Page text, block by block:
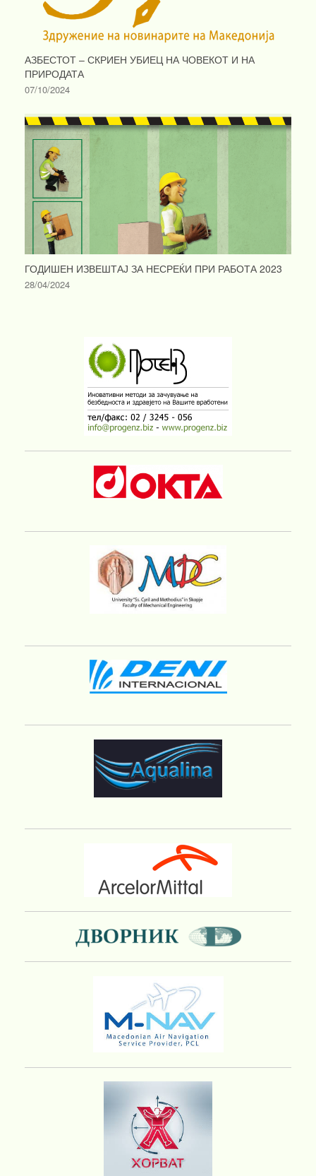
АЗБЕСТОТ – СКРИЕН УБИЕЦ НА ЧОВЕКОТ И НА
ПРИРОДАТА
07/10/2024
ГОДИШЕН ИЗВЕШТАЈ ЗА НЕСРЕЌИ ПРИ РАБОТА 2023
28/04/2024